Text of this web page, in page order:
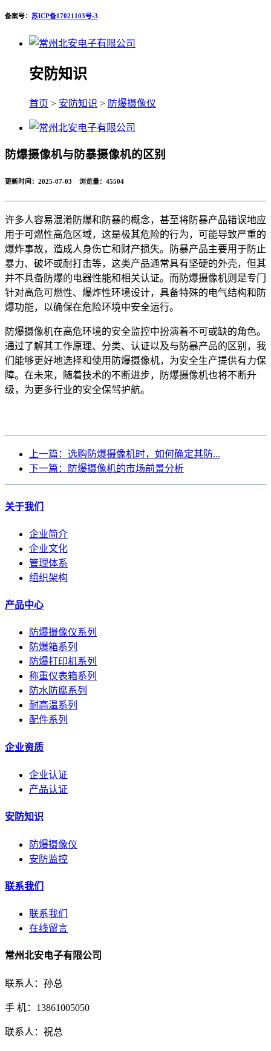
备案号： 苏ICP备17021103号-3
安防知识
首页 > 安防知识 > 防爆摄像仪
防爆摄像机与防暴摄像机的区别
更新时间：2025-07-03 浏览量： 45504
许多人容易混淆防爆和防暴的概念，甚至将防暴产品错误地应
用于可燃性高危区域，这是极其危险的行为，可能导致严重的
爆炸事故，造成人身伤亡和财产损失。防暴产品主要用于防止
暴力、破坏或耐打击等，这类产品通常具有坚硬的外壳，但其
并不具备防爆的电器性能和相关认证。而防爆摄像机则是专门
针对高危可燃性、爆炸性环境设计，具备特殊的电气结构和防
爆功能，以确保在危险环境中安全运行。
防爆摄像机在高危环境的安全监控中扮演着不可或缺的角色。
通过了解其工作原理、分类、认证以及与防暴产品的区别，我
们能够更好地选择和使用防爆摄像机，为安全生产提供有力保
障。在未来，随着技术的不断进步，防爆摄像机也将不断升
级，为更多行业的安全保驾护航。
上一篇：选购防爆摄像机时，如何确定其防...
下一篇：防爆摄像机的市场前景分析
关于我们
企业简介
企业文化
管理体系
组织架构
产品中心
防爆摄像仪系列
防爆箱系列
防爆打印机系列
称重仪表箱系列
防水防腐系列
耐高温系列
配件系列
企业资质
企业认证
产品认证
安防知识
防爆摄像仪
安防监控
联系我们
联系我们
在线留言
常州北安电子有限公司
联系人：孙总
手 机：13861005050
联系人：祝总